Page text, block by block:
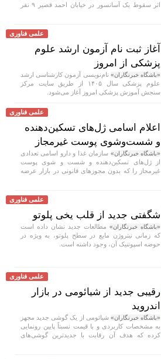
اثر سقوط یک آسانسور در خیابان احمد قصیر ۹ نفر
علمی فناوری
آغاز ثبت نام آزمون ارشد علوم
پزشکی از امروز
«باشگاه خبرنگاران» نام‌نویسی آزمون کارشناسی ارشد
علوم پزشکی سال ۱۴۰۵ از طریق سایت مرکز
سنجش آموزش پزشکی امروز آغاز می‌شود.
علمی فناوری
اعلام اسامی ژل‌های تسکین‌دهنده
و شست‌وشوی پوست غیرمجاز
«باشگاه خبرنگاران» سازمان غذا و دارو اسامی تعدادی
از ژل‌های تسکین‌دهنده و شست‌ و شوی پوست
غیرمجاز را که بدون مجوزهای قانونی در بازار عرضه
علمی فناوری
شگفتی جدید از قلب یخی پلوتو
«باشگاه خبرنگاران» مطالعات جدید نشان داده است
که زمانی نیتروژن مایع در سطح پلوتو، به ویژه در
حوضه اسپوتنیک آن، وجود داشته است.
علمی فناوری
رقیبی جدید از شیائومی در بازار
اندروید
«باشگاه خبرنگاران» شیائومی از یک گوشی جدید مجهز
به مشخصات کاربردی و با قیمت نسبتاً پایین رونمایی
کرده که هدف آن رقابت با جدیدترین گوشی‌های